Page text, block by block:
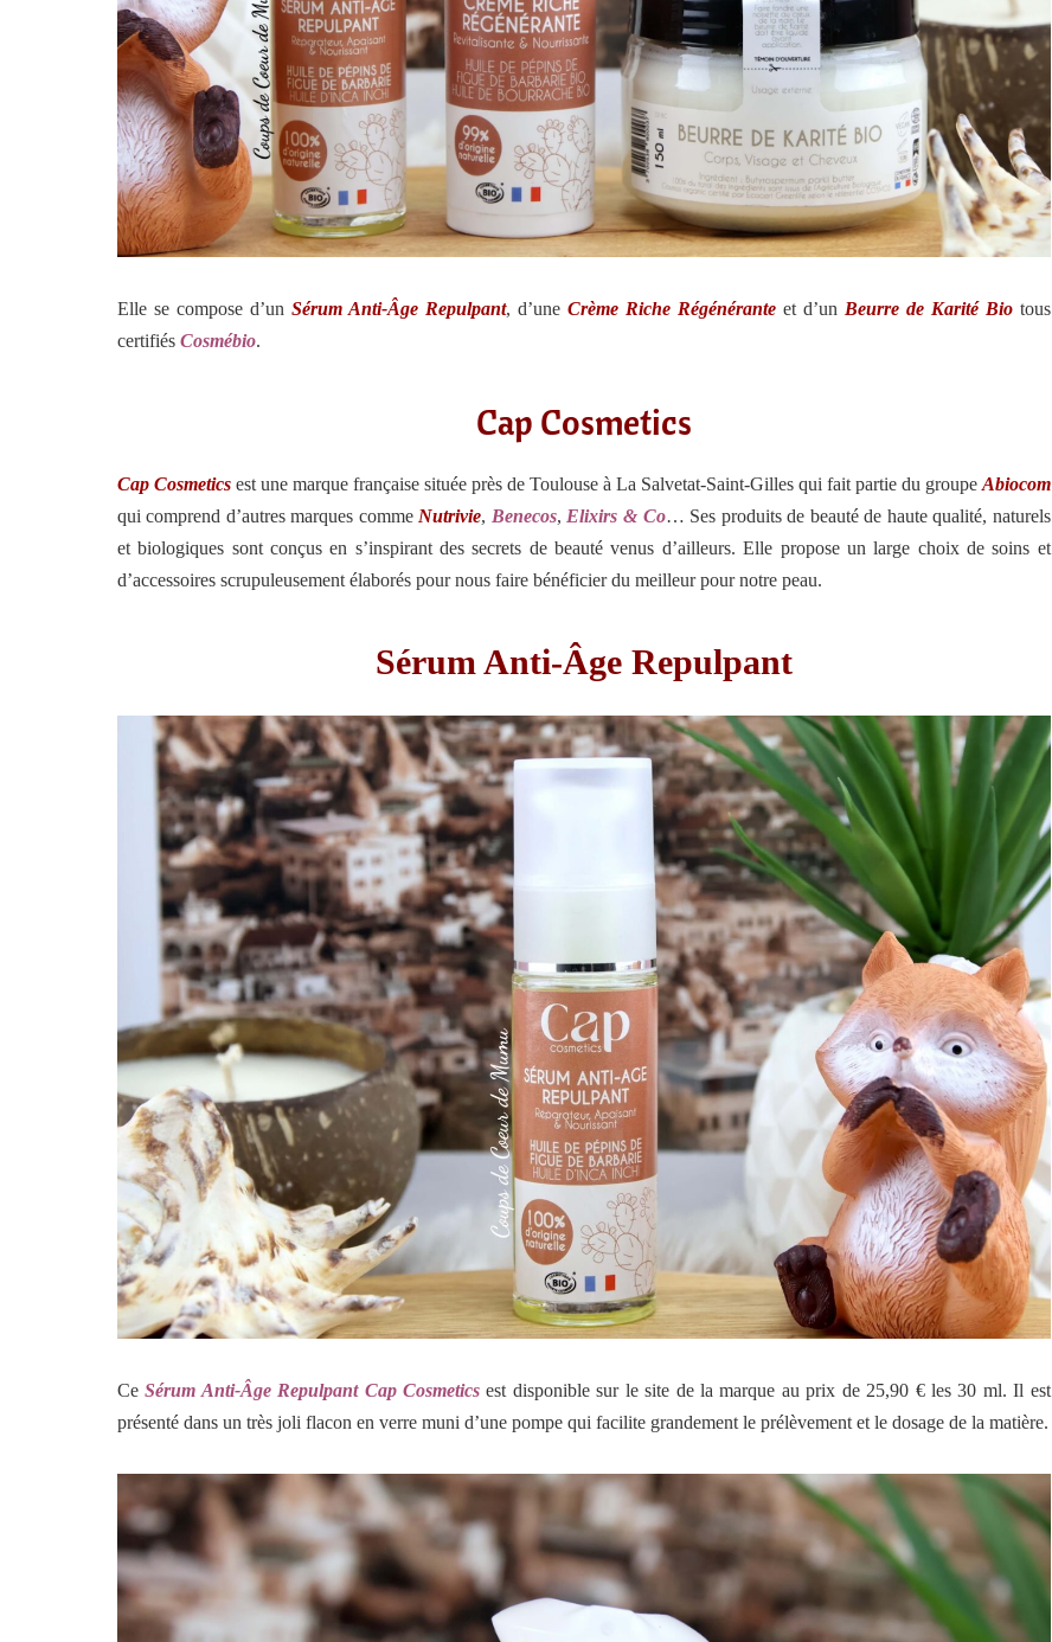
Elle se compose d’un Sérum Anti-Âge Repulpant, d’une Crème Riche Régénéranteet d’un Beurre de Karité Bio tous
certifiés Cosmébio.
Cap Cosmetics
Cap Cosmeticsest une marque française située près de Toulouse à La Salvetat-Saint-Gilles qui fait partie du groupe Abiocom
qui comprend d’autres marques comme Nutrivie, Benecos, Elixirs & Co… Ses produits de beauté de haute qualité, naturels
et biologiques sont conçus en s’inspirant des secrets de beauté venus d’ailleurs. Elle propose un large choix de soins et
d’accessoires scrupuleusement élaborés pour nous faire bénéficier du meilleur pour notre peau.
Sérum Anti-Âge Repulpant
CeSérum Anti-Âge Repulpant Cap Cosmeticsest disponible sur le site de la marque au prix de 25,90 € les 30 ml. Il est
présenté dans un très joli flacon en verre muni d’une pompe qui facilite grandement le prélèvement et le dosage de la matière.